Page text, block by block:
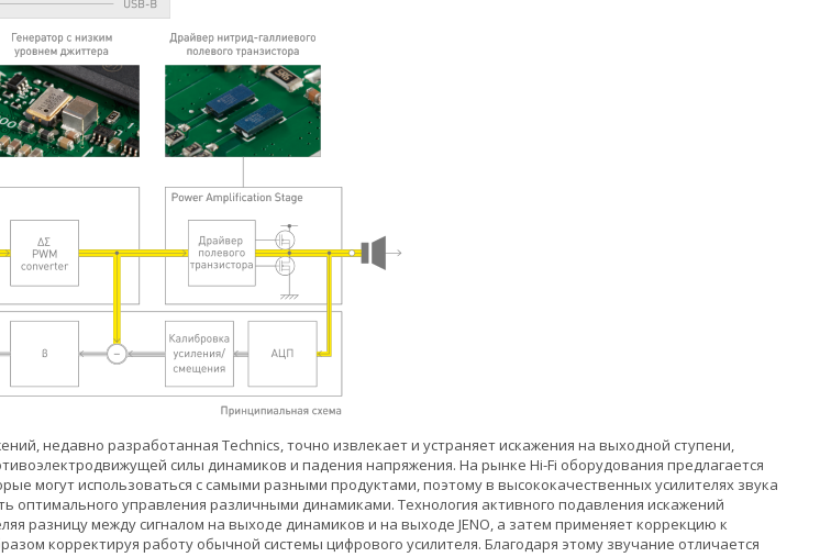
недавно разработанная Technics, точно извлекает и устраняет искажения на выходной ступени,
силы динамиков и падения напряжения. На рынке Hi-Fi оборудования предлагается
могут использоваться с самыми разными продуктами, поэтому в высококачественных усилителях звука
оптимального управления различными динамиками. Технология активного подавления искажений
разницу между сигналом на выходе динамиков и на выходе JENO, а затем применяет коррекцию к
корректируя работу обычной системы цифрового усилителя. Благодаря этому звучание отличается